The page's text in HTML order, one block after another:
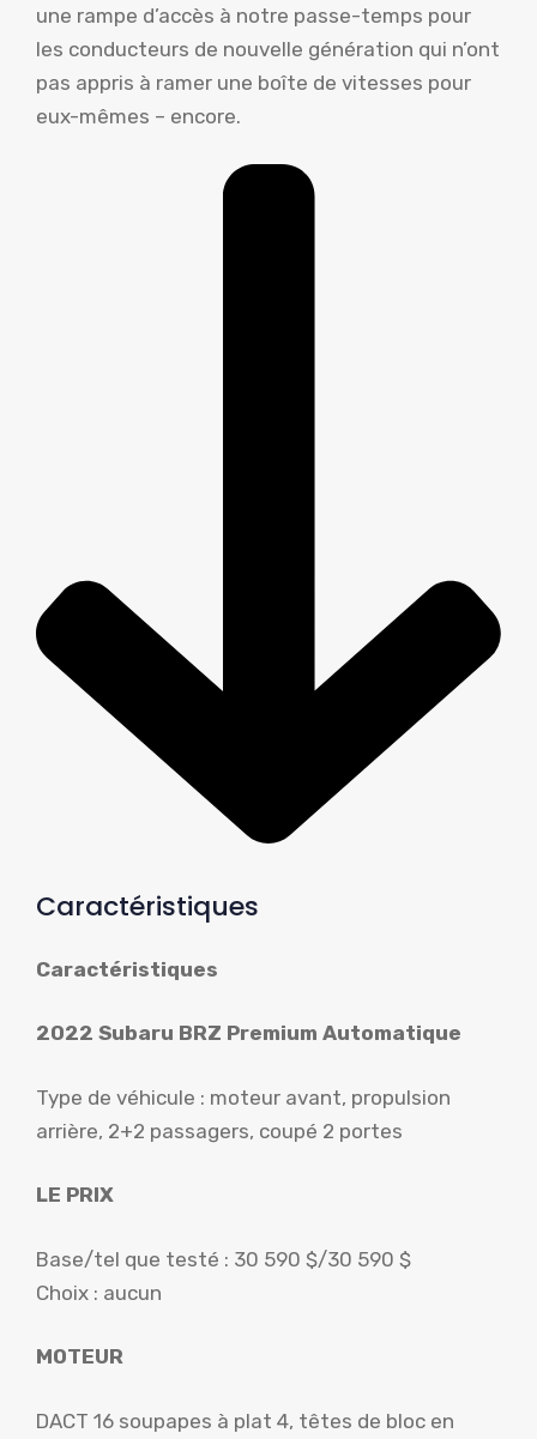
une rampe d’accès à notre passe-temps pour
les conducteurs de nouvelle génération qui n’ont
pas appris à ramer une boîte de vitesses pour
eux-mêmes – encore.
Caractéristiques
Caractéristiques
2022 Subaru BRZ Premium Automatique
Type de véhicule : moteur avant, propulsion
arrière, 2+2 passagers, coupé 2 portes
LE PRIX
Base/tel que testé : 30 590 $/30 590 $
Choix : aucun
MOTEUR
DACT 16 soupapes à plat 4, têtes de bloc en